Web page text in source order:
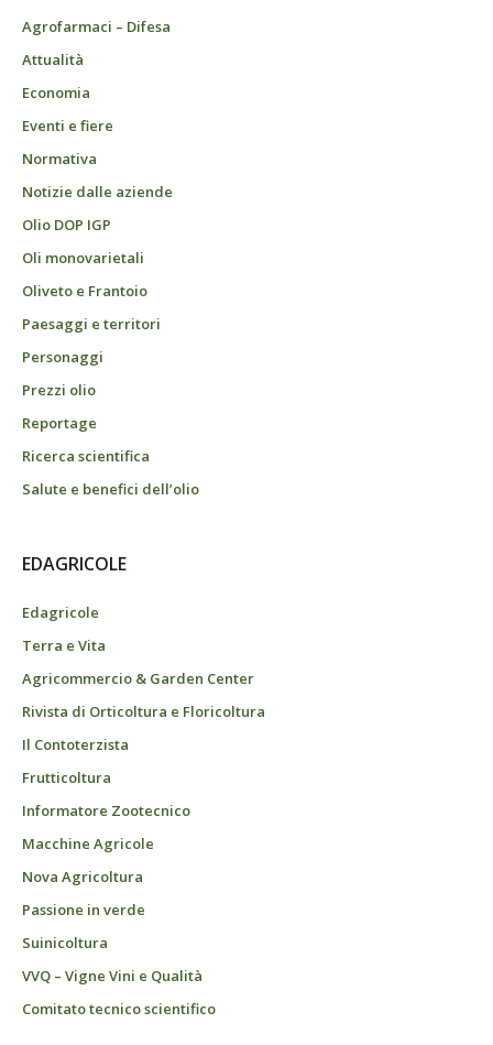
Agrofarmaci – Difesa
Attualità
Economia
Eventi e fiere
Normativa
Notizie dalle aziende
Olio DOP IGP
Oli monovarietali
Oliveto e Frantoio
Paesaggi e territori
Personaggi
Prezzi olio
Reportage
Ricerca scientifica
Salute e benefici dell’olio
EDAGRICOLE
Edagricole
Terra e Vita
Agricommercio & Garden Center
Rivista di Orticoltura e Floricoltura
Il Contoterzista
Frutticoltura
Informatore Zootecnico
Macchine Agricole
Nova Agricoltura
Passione in verde
Suinicoltura
VVQ – Vigne Vini e Qualità
Comitato tecnico scientifico